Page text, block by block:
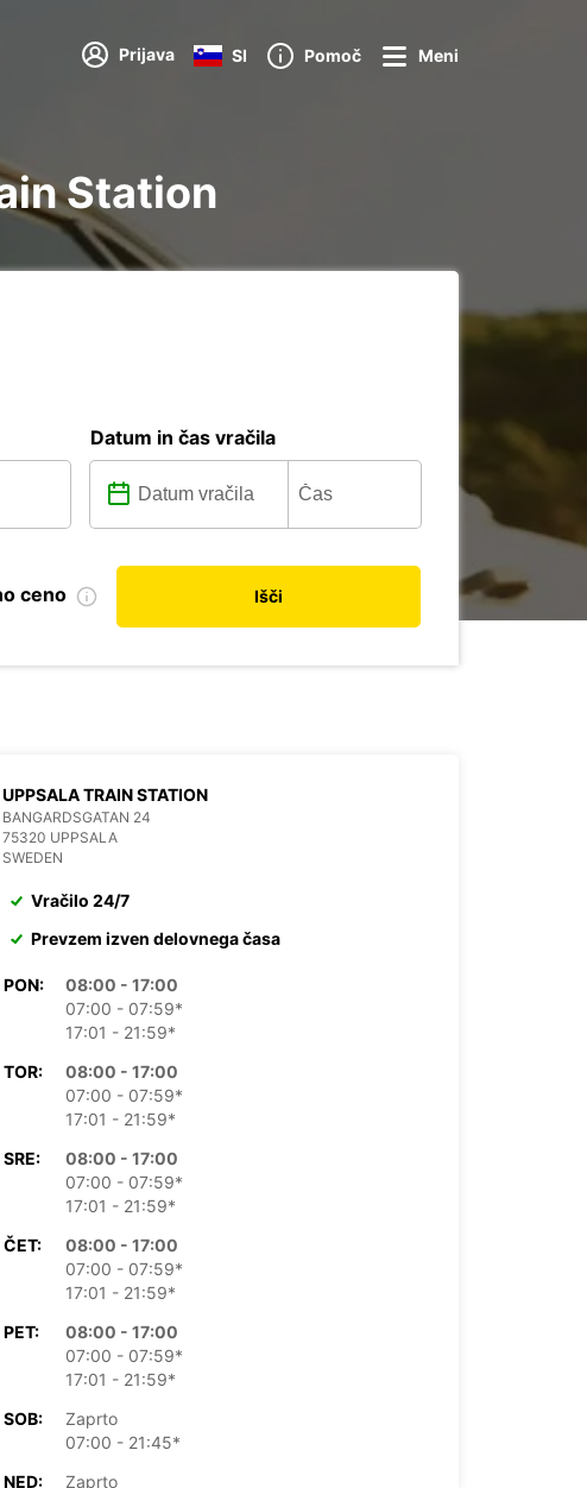
Prijava SI Pomoč Meni
Station
Datum in čas vračila
ceno Išči
UPPSALA TRAIN STATION
BANGARDSGATAN 24
75320 UPPSALA
SWEDEN
Vračilo 24/7
Prevzem izven delovnega časa
PON:
08:00 - 17:00
07:00 - 07:59*
17:01 - 21:59*
TOR:
08:00 - 17:00
07:00 - 07:59*
17:01 - 21:59*
SRE:
08:00 - 17:00
07:00 - 07:59*
17:01 - 21:59*
ČET:
08:00 - 17:00
07:00 - 07:59*
17:01 - 21:59*
PET:
08:00 - 17:00
07:00 - 07:59*
17:01 - 21:59*
SOB:
Zaprto
07:00 - 21:45*
NED:
Zaprto